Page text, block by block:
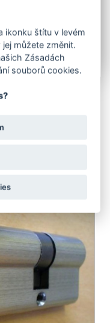
dle
JE NUTNO PO
FOLIE!!
ikonku štítu v levém
můžete změnit.
Zásadách
souborů cookies.